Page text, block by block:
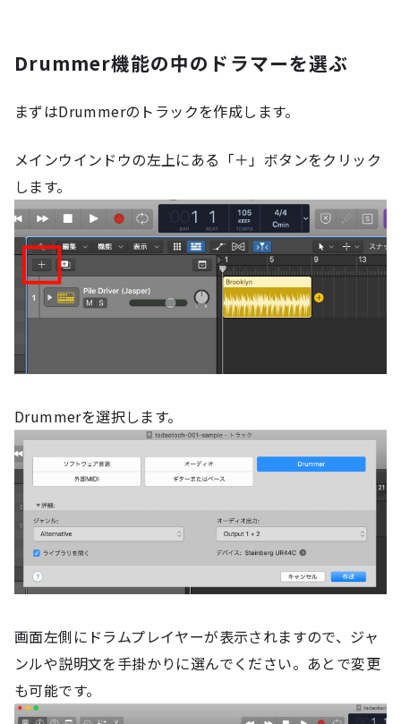
Drummer機能の中のドラマーを選ぶ
まずはDrummerのトラックを作成します。
メインウインドウの左上にある「＋」ボタンをクリック
します。
Drummerを選択します。
画面左側にドラムプレイヤーが表示されますので、ジャ
ンルや説明文を手掛かりに選んでください。あとで変更
も可能です。